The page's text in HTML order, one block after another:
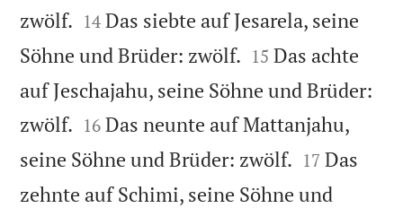
zwölf. 

14 Das siebte auf Jesarela, seine
Söhne und Brüder: zwölf. 

15 Das achte
auf Jeschajahu, seine Söhne und Brüder:
zwölf. 

16 Das neunte auf Mattanjahu,
seine Söhne und Brüder: zwölf. 

17 Das
zehnte auf Schimi, seine Söhne und